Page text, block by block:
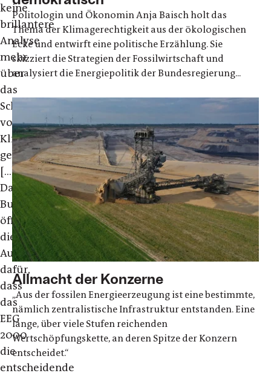
keine
brillantere
Analyse
mehr
über
das
Scheitern
von
Klimaschutz
gelesen
[...]
Das
Buch
öffnet
die
Augen
dafür,
dass
das
EEG
2000
die
entscheidende
Politologin und Ökonomin Anja Baisch holt das
Thema der Klimagerechtigkeit aus der ökologischen
Ecke und entwirft eine politische Erzählung. Sie
skizziert die Strategien der Fossilwirtschaft und
analysiert die Energiepolitik der Bundesregierung...
Allmacht der Konzerne
„Aus der fossilen Energieerzeugung ist eine bestimmte,
nämlich zentralistische Infrastruktur entstanden. Eine
lange, über viele Stufen reichenden
Wertschöpfungskette, an deren Spitze der Konzern
entscheidet.“